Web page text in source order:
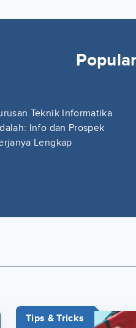
Teknik Informatika
Info dan Prospek
Lengkap
Tips & Tricks